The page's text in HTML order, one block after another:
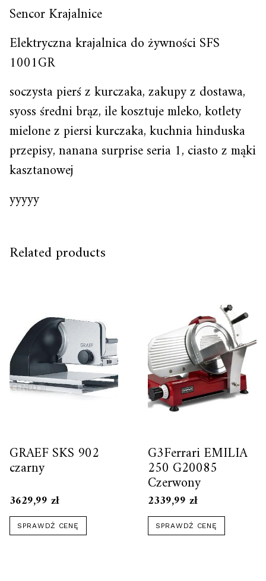
Sencor Krajalnice
Elektryczna krajalnica do żywności SFS
1001GR
soczysta pierś z kurczaka, zakupy z dostawa,
syoss średni brąz, ile kosztuje mleko, kotlety
mielone z piersi kurczaka, kuchnia hinduska
przepisy, nanana surprise seria 1, ciasto z mąki
kasztanowej
yyyyy
Related products
GRAEF SKS 902
czarny
3629,99 zł
SPRAWDŹ CENĘ
G3Ferrari EMILIA
250 G20085
Czerwony
2339,99 zł
SPRAWDŹ CENĘ